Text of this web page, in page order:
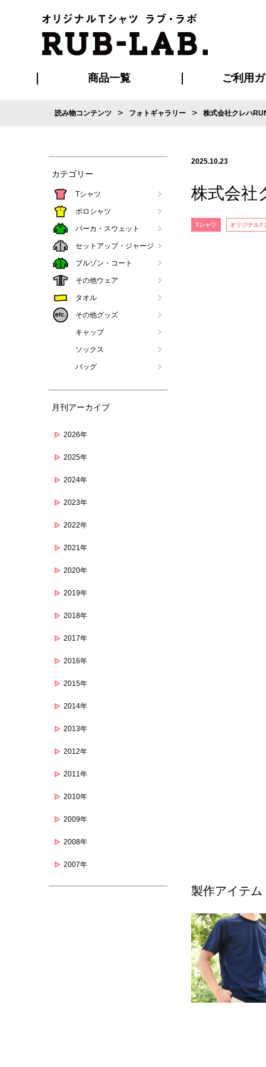
商品一覧 ご利用
ご利用ガ
はじめて
再注文の
お支払い方法
割引まとめ
発送・特急サー
版の保管期限
よくある
読み物コンテンツ > フォトギャラリー > 株式会社クレハ
カテゴリー
Tシャツ
ポロシャツ
パーカ・スウェット
セットアップ・ジャージ
ブルゾン・コート
その他ウェア
タオル
その他グッズ
キャップ
ソックス
バッグ
月刊アーカイブ
2026年
2025年
2024年
2023年
2022年
2021年
2020年
2019年
2018年
2017年
2016年
2015年
2014年
2013年
2012年
2011年
2010年
2009年
2008年
2007年
2025.10.23
株式会社
Tシャツ オリジナルT
製作アイテム